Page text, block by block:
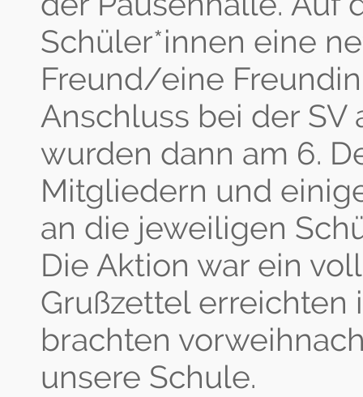
Schüler*innen eine
Freund/eine
Anschluss bei der
wurden dann am 6.
Mitgliedern und
an die jeweiligen
Die Aktion war ein
Grußzettel erreichten
brachten
unsere Schule.